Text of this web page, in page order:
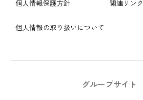
個人情報保護方針
個人情報の取り扱いについて
関連リンク
グループサイト